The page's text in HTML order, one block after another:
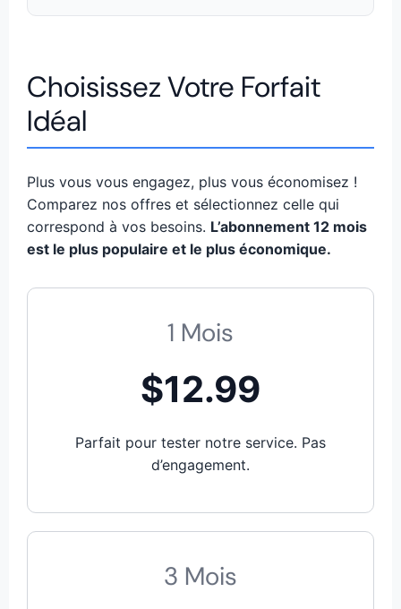
Choisissez Votre Forfait
Idéal
Plus vous vous engagez, plus vous économisez !
Comparez nos offres et sélectionnez celle qui
correspond à vos besoins. L’abonnement 12 mois
est le plus populaire et le plus économique.
1 Mois
$12.99
Parfait pour tester notre service. Pas
d’engagement.
3 Mois